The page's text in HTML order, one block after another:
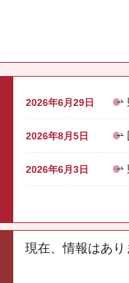
2026年6月29日
2026年8月5日
2026年6月3日
現在、情報はあり